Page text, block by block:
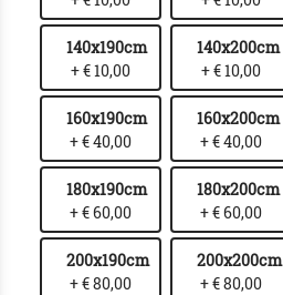
140x190cm
+ € 10,00
140x200cm
+ € 10,00
160x190cm
+ € 40,00
160x200cm
+ € 40,00
180x190cm
+ € 60,00
180x200cm
+ € 60,00
200x190cm
+ € 80,00
200x200cm
+ € 80,00